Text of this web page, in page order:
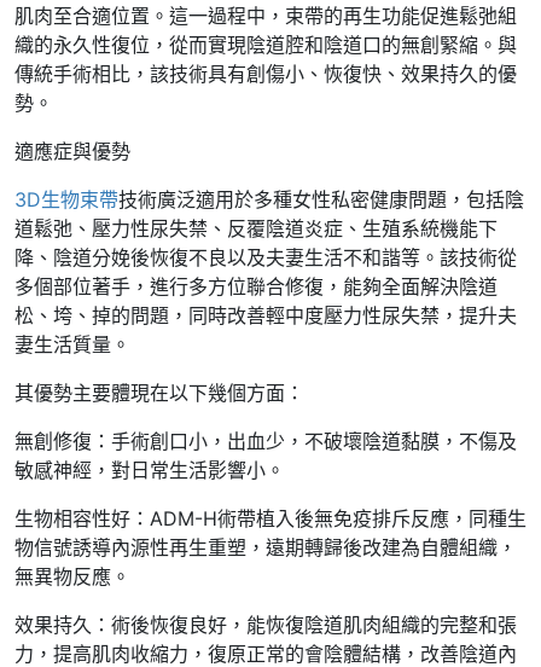
肌肉至合適位置。這一過程中，束帶的再生功能促進鬆弛組
織的永久性復位，從而實現陰道腔和陰道口的無創緊縮。與
傳統手術相比，該技術具有創傷小、恢復快、效果持久的優
勢。
適應症與優勢
3D生物束帶技術廣泛適用於多種女性私密健康問題，包括陰
道鬆弛、壓力性尿失禁、反覆陰道炎症、生殖系統機能下
降、陰道分娩後恢復不良以及夫妻生活不和諧等。該技術從
多個部位著手，進行多方位聯合修復，能夠全面解決陰道
松、垮、掉的問題，同時改善輕中度壓力性尿失禁，提升夫
妻生活質量。
其優勢主要體現在以下幾個方面：
無創修復：手術創口小，出血少，不破壞陰道黏膜，不傷及
敏感神經，對日常生活影響小。
生物相容性好：ADM-H術帶植入後無免疫排斥反應，同種生
物信號誘導內源性再生重塑，遠期轉歸後改建為自體組織，
無異物反應。
效果持久：術後恢復良好，能恢復陰道肌肉組織的完整和張
力，提高肌肉收縮力，復原正常的會陰體結構，改善陰道內